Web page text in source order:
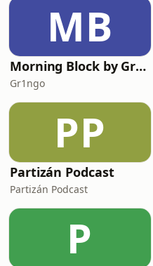
MB
Morning Block by Gr1ngo
Gr1ngo
PP
Partizán Podcast
Partizán Podcast
P